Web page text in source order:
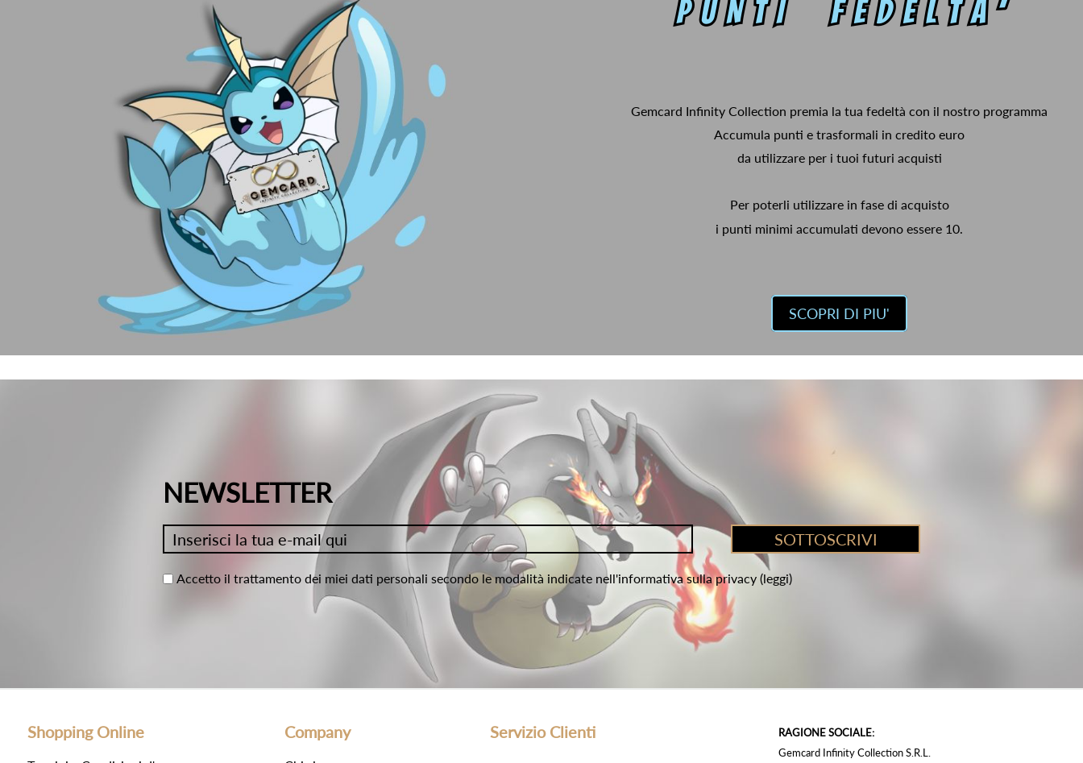
Gemcard Infinity Collection premia la tua fedeltà con il nostro programma
Accumula punti e trasformali in credito euro
da utilizzare per i tuoi futuri acquisti
Per poterli utilizzare in fase di acquisto
i punti minimi accumulati devono essere 10.
SCOPRI DI PIU'
NEWSLETTER
Accetto il trattamento dei miei dati personali secondo le modalità indicate nell'informativa sulla privacy (leggi)
Shopping Online Company Servizio Clienti
RAGIONE SOCIALE:
Gemcard Infinity Collection S.R.L.